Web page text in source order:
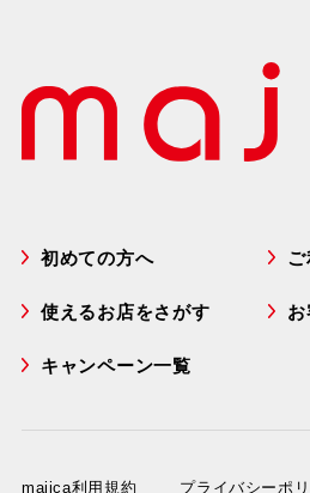
初めての方へ
使えるお店をさがす お
キャンペーン一覧
majica利用規約 プライバシーポ